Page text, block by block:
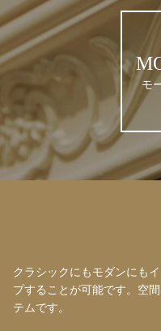
モ
クラシックにもモダンにも
プすることが可能です。空
テムです。